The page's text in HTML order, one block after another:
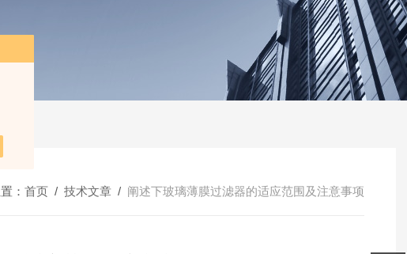
： 首页 / 技术文章 / 阐述下玻璃薄膜过滤器的适应范围及注意事项